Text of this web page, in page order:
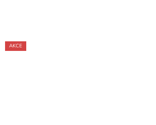
AKCE